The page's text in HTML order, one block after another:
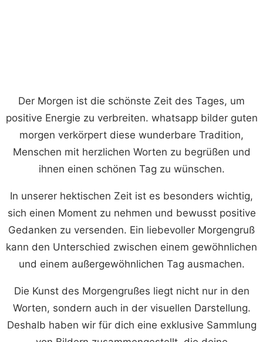
Der Morgen ist die schönste Zeit des Tages, um
positive Energie zu verbreiten. whatsapp bilder guten
morgen verkörpert diese wunderbare Tradition,
Menschen mit herzlichen Worten zu begrüßen und
ihnen einen schönen Tag zu wünschen.
In unserer hektischen Zeit ist es besonders wichtig,
sich einen Moment zu nehmen und bewusst positive
Gedanken zu versenden. Ein liebevoller Morgengruß
kann den Unterschied zwischen einem gewöhnlichen
und einem außergewöhnlichen Tag ausmachen.
Die Kunst des Morgengrußes liegt nicht nur in den
Worten, sondern auch in der visuellen Darstellung.
Deshalb haben wir für dich eine exklusive Sammlung